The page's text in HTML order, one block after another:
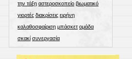
την τάξη αστεροσκοπείο βιωματικό
γιορτές διακρίσεις ειρήνη
καλαθοσφαίριση μπάσκετ ομάδα
σκακί συνεργασία